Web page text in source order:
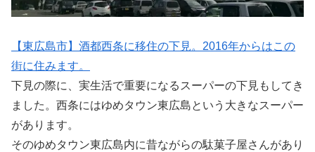
【東広島市】酒都西条に移住の下見。2016年からはこの
街に住みます。
下見の際に、実生活で重要になるスーパーの下見もしてき
ました。西条にはゆめタウン東広島という大きなスーパー
があります。
そのゆめタウン東広島内に昔ながらの駄菓子屋さんがあり